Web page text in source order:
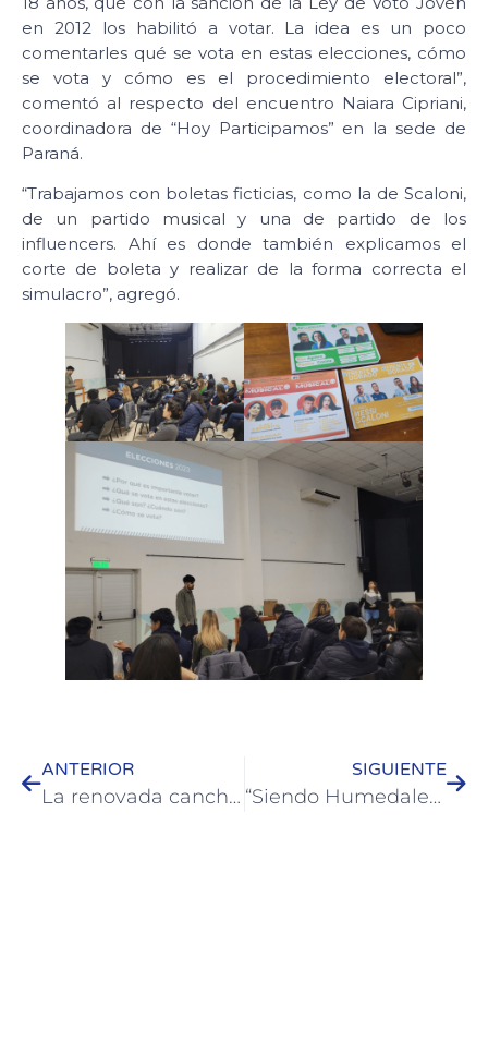
en 2012 los habilitó a votar. La idea es un poco
comentarles qué se vota en estas elecciones, cómo
se vota y cómo es el procedimiento electoral”,
comentó al respecto del encuentro Naiara Cipriani,
coordinadora de “Hoy Participamos” en la sede de
Paraná.
“Trabajamos con boletas ficticias, como la de Scaloni,
de un partido musical y una de partido de los
influencers. Ahí es donde también explicamos el
corte de boleta y realizar de la forma correcta el
simulacro”, agregó.
ANTERIOR
La renovada cancha del Parque Quirós será sede de una Copa Amateur
SIGUIENTE
“Siendo Humedales” presentó una nueva función en Casa del Bicentenario